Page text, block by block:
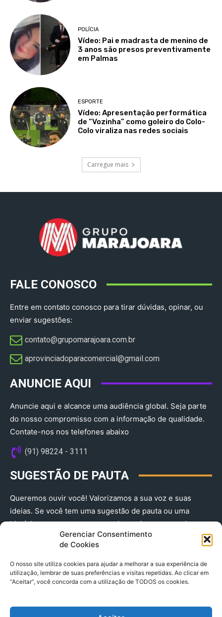
Gerenciar Consentimento
de Cookies
O nosso site utiliza cookies para ajudar a melhorar a sua experiência de
utilização, lembrar de suas preferências e visitas repetidas. Ao clicar em
“Aceitar”, você concorda com a utilização de TODOS os cookies.
POLÍCIA
Vídeo: Pai e madrasta de menino de
3 anos são presos preventivamente
em Palmas
ESPORTE
Vídeo: Apresentação performática
de “Vozinha” como goleiro do Colo-
Colo viraliza nas redes sociais
Carregue mais
FALE CONOSCO
Entre em contato conosco para tirar dúvidas, opinar, ou
enviar sugestões:
contato@grupomarajoara.com.br
aprovinciadoparacomercial@gmail.com​
ANUNCIE AQUI
Anuncie aqui e alcance uma audiência global. Seja parte
do nosso compromisso com a informação de qualidade.
Contate-nos nos telefones abaixo
(91) 98224 - 3111
SUGESTÃO DE PAUTA
Queremos ouvir você! Valorizamos a sua voz e suas
ideias. Se você tem uma sugestão de pauta ou uma
história que merece ser contada, envie-nos agora!
(91) 98224 - 3111